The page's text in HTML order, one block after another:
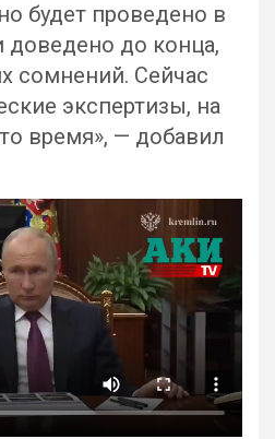
будет проведено в
до конца,
сомнений. Сейчас
экспертизы, на
время», — добавил